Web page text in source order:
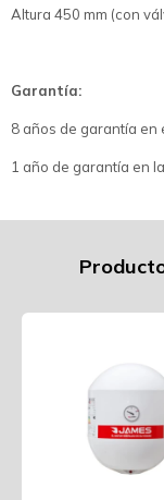
Altura 450 mm (con
Garantía:
8 años de garantía en
1 año de garantía en